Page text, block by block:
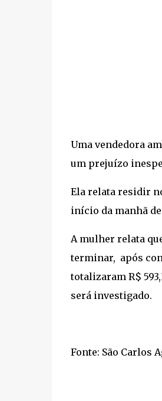
Uma vendedora
um prejuízo
Ela relata residir
início da manhã
A mulher relata
terminar, após
totalizaram R$
será investigado.
Fonte: São Carlos